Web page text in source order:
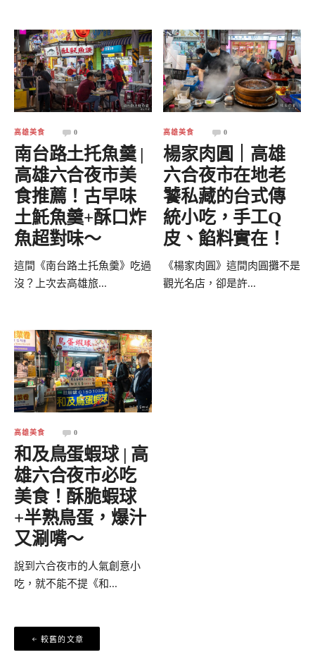
高雄美食 0
南台路土托魚羹 |
高雄六合夜市美
食推薦！古早味
土魠魚羹+酥口炸
魚超對味～
這間《南台路土托魚羹》吃過
沒？上次去高雄旅...
高雄美食 0
楊家肉圓｜高雄
六合夜市在地老
饕私藏的台式傳
統小吃，手工Q
皮、餡料實在！
《楊家肉圓》這間肉圓攤不是
觀光名店，卻是許...
高雄美食 0
和及鳥蛋蝦球 | 高
雄六合夜市必吃
美食！酥脆蝦球
+半熟鳥蛋，爆汁
又涮嘴～
說到六合夜市的人氣創意小
吃，就不能不提《和...
文
章
較舊的文章